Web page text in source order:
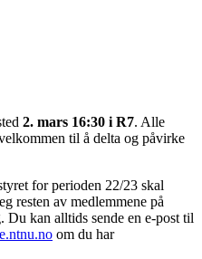
2. mars 16:30 i R7. Alle
til å delta og påvirke
for perioden 22/23 skal
resten av medlemmene på
Du kan alltids sende en e-post til
om du har